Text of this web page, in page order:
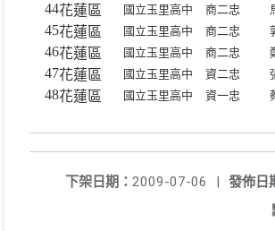
44花蓮區 國立玉里高中 商二忠
45花蓮區 國立玉里高中 商二忠
46花蓮區 國立玉里高中 商二忠
47花蓮區 國立玉里高中 資二忠
48花蓮區 國立玉里高中 資一忠
發佈日
下架日期： 2009-07-06
|